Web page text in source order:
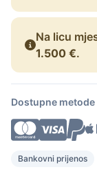
Na licu
1.500 €.
Dostupne
Bankovni prijenos